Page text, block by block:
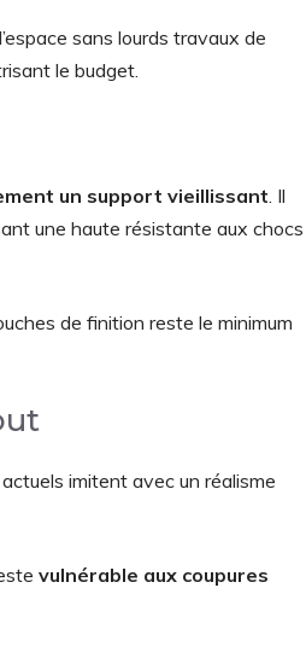
sans lourds travaux de
le budget.
un support vieillissant. Il
une haute résistante aux chocs
de finition reste le minimum
imitent avec un réalisme
vulnérable aux coupures